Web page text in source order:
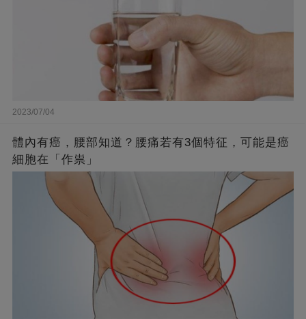
2023/07/04
體內有癌，腰部知道？腰痛若有3個特征，可能是癌
細胞在「作祟」